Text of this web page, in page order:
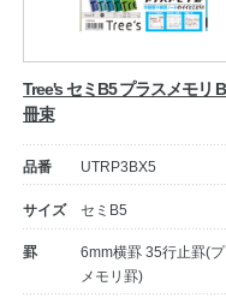
Tree's セミB5 プラスメモリ
冊束
品番 UTRP3BX5
サイズ セミB5
罫
6mm横罫 35行止罫(
メモリ罫)